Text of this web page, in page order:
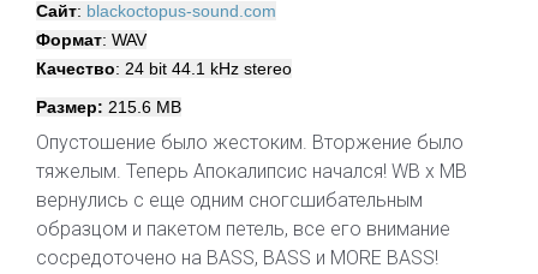
Сайт: blackoctopus-sound.com
Формат: WAV
Качество: 24 bit 44.1 kHz stereo
Размер: 215.6 MB
Опустошение было жестоким. Вторжение было
тяжелым. Теперь Апокалипсис начался! WB x MB
вернулись с еще одним сногсшибательным
образцом и пакетом петель, все его внимание
сосредоточено на BASS, BASS и MORE BASS!